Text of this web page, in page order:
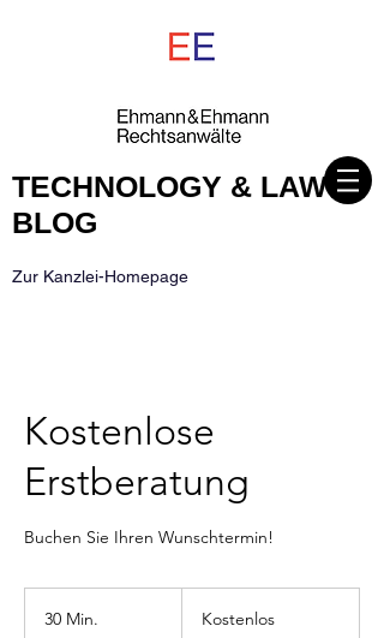
TECHNOLOGY & LAW
BLOG
Zur Kanzlei-Homepage
Kostenlose
Erstberatung
Buchen Sie Ihren Wunschtermin!
30 Min. Kostenlos